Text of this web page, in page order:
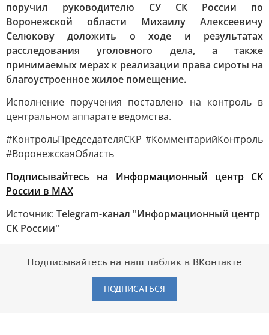
поручил руководителю СУ СК России по
Воронежской области Михаилу Алексеевичу
Селюкову доложить о ходе и результатах
расследования уголовного дела, а также
принимаемых мерах к реализации права сироты на
благоустроенное жилое помещение.
Исполнение поручения поставлено на контроль в
центральном аппарате ведомства.
#КонтрольПредседателяСКР #КомментарийКонтроль
#ВоронежскаяОбласть
Подписывайтесь на Информационный центр СК
России в MAХ
Источник: Telegram-канал "Информационный центр
СК России"
Подписывайтесь на наш паблик в ВКонтакте
ПОДПИСАТЬСЯ